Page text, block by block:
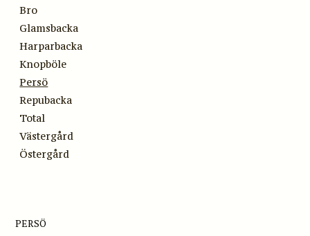
Bro
Glamsbacka
Harparbacka
Knopböle
Persö
Repubacka
Total
Västergård
Östergård
PERSÖ